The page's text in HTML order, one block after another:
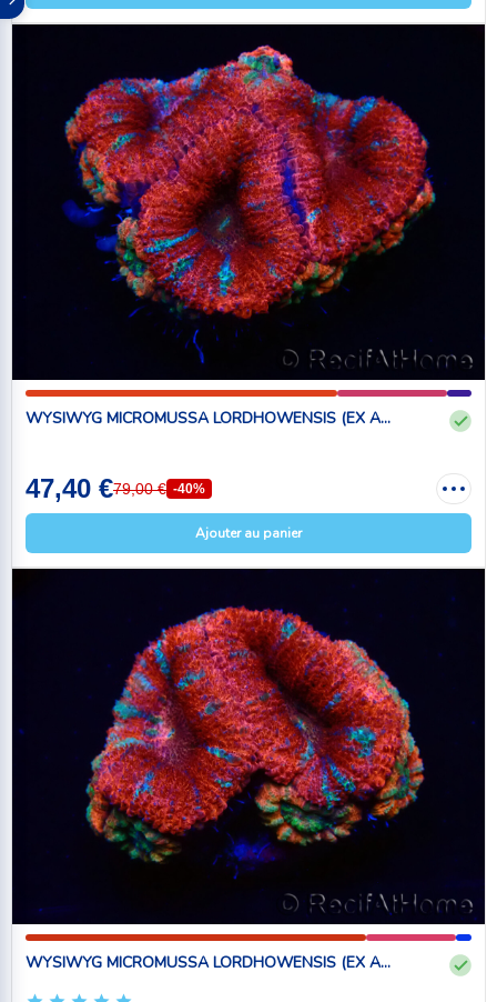
WYSIWYG MICROMUSSA LORDHOWENSIS (EX A...
47,40 €79,00 € -40%
Ajouter au panier
WYSIWYG MICROMUSSA LORDHOWENSIS (EX A...